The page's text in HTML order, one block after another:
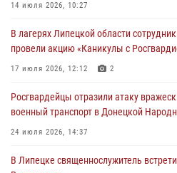
фестивалей в Липецке
Сотрудники Росгвардии продолжают
детских оздоровительно-
31 июля 2026, 14:17
Росгвардия обеспечивает
1
14 июля 2026, 10:27
В лагерях Липецкой области
провели акцию «Каникулы с
17 июля 2026, 12:12 2
Росгвардейцы отразили атаку
военный транспорт в Донецкой
24 июля 2026, 14:37
В Липецке священнослужитель